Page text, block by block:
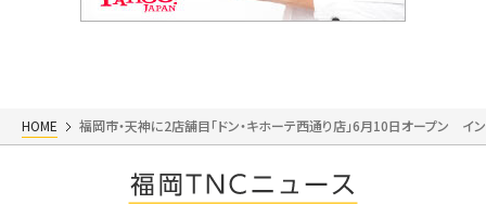
HOME 福岡市・天神に2店舗目「ドン・キホーテ西通り店」6月10日オープン